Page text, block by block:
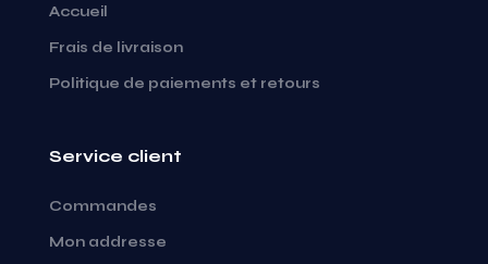
Accueil
Frais de livraison
Politique de paiements et retours
Service client
Commandes
Mon addresse